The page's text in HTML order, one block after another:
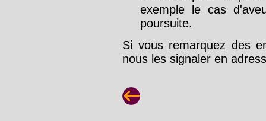
exemple le cas
poursuite.
Si vous remarquez des
nous les signaler en